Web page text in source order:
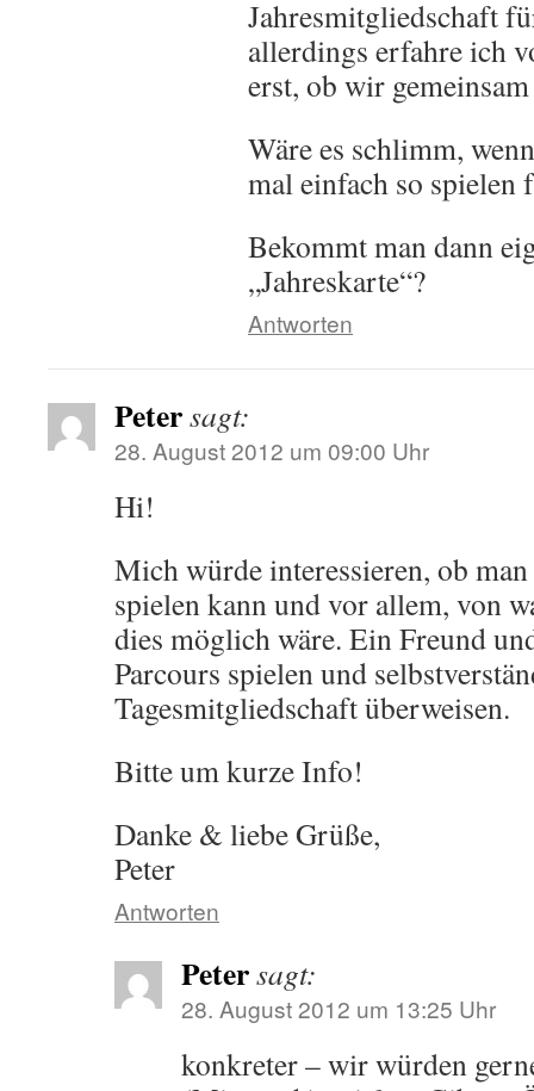
Jahresmitgliedschaft
allerdings erfahre ich
erst, ob wir
Wäre es schlimm,
mal einfach so spielen
Bekommt man dann
„Jahreskarte“?
Antworten
Petersagt:
28. August 2012 um 09:00 Uhr
Hi!
Mich würde interessieren, ob
spielen kann und vor allem, von
dies möglich wäre. Ein Freund
Parcours spielen und
Tagesmitgliedschaft überweisen.
Bitte um kurze Info!
Danke & liebe Grüße,
Peter
Antworten
Petersagt:
28. August 2012 um 13:25 Uhr
konkreter – wir würden